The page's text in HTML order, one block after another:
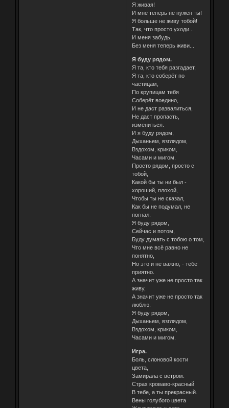
Я живая!
И мне теперь не нужен ты!
Я больше не живу тобой!
Так, что просто уходи...
И меня забудь,
Без меня теперь живи...
Я буду рядом.
Я та, кто тебя разгадает,
Я та, кто соберёт по
частицам,
По крупицам тебя
Соберёт воедино,
И не даст развалиться,
Не даст пропасть,
измениться.
И я буду рядом,
Дыханьем, взглядом,
Вздохом, криком,
Часами и мигом.
Просто рядом, просто с
тобой,
Какой бы ты ни был -
хороший, плохой,
Чтобы ты не сказал,
Как бы не подумал, не
погнал.
Я буду рядом,
Сейчас и потом,
Буду думать с тобою о том,
Что мне всё равно не
понятно,
Но это и не важно, - тебе
приятно.
А значит уже не просто так
живу,
А значит уже не просто так
люблю.
Я буду рядом,
Дыханьем, взглядом,
Вздохом, криком,
Часами и мигом.
Игра.
Боль, слоновой кости
цвета,
Замирала с ветром.
Страх кроваво-красный
В тебе, а ты прекрасный.
Вены голубого цвета